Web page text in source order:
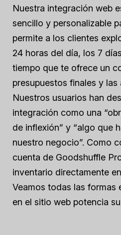
Nuestra integración web
sencillo y personalizable
permite a los clientes
24 horas del día, los 7
tiempo que te ofrece un
presupuestos finales y las
Nuestros usuarios han
integración como una
de inflexión” y “algo que
nuestro negocio”. Como
cuenta de Goodshuffle
inventario directamente
Veamos todas las formas
en el sitio web potencia